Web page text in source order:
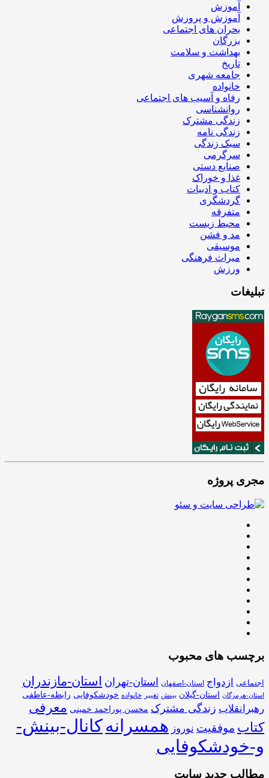
آموزش
آموزش و پرورش
بحران های اجتماعی
بزرگان
بهداشت و سلامت
تاریخ
جامعه شهری
خانواده
رفاه و آسیب های اجتماعی
روانشناسی
زندگی مشترک
زندگی نامه
سبک زندگی
سرگرمی
صنایع دستی
غذا و خوراک
کتاب و ادبیات
گردشگری
متفرقه
محیط زیست
مد و فشن
موسیقی
میراث فرهنگی
ورزش
تبلیغات
مجری پروژه
برچسب های محبوب
اجتماعی ازدواج استان-اصفهان استان-تهران استان-مازندران
استان-هرمزگان استان-گیلان بینش تغییر خانواده خودشکوفایی رابطه-عاطفی
رهبرانقلاب زندگی مشترک محسن پوراحمد خمینی معرفی
کتاب موفقیت نوروز همسرانهکانال-بینش-
و-خودشکوفایی
مطالب جدید سایت